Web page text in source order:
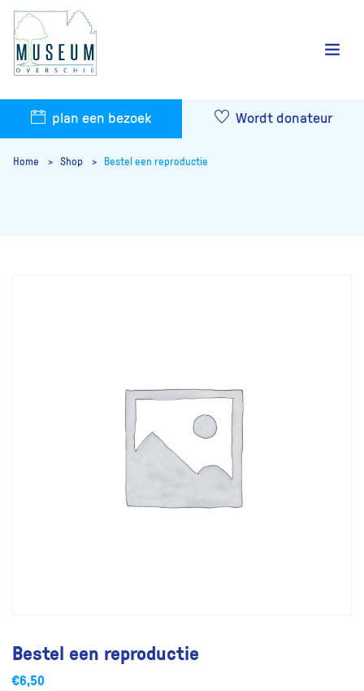
plan een bezoek Wordt donateur
Home Shop Bestel een reproductie
Bestel een reproductie
€6,50